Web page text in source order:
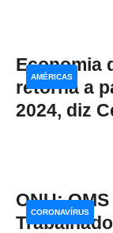
Economia
retorna a
2024, diz
AMÉRICAS
ONU:
CORONAVÍRUS